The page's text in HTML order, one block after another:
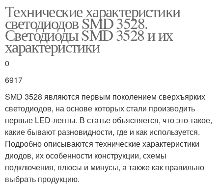
Технические характеристики
светодиодов SMD 3528.
Светодиоды SMD 3528 и их
характеристики
0
6917
SMD 3528 являются первым поколением сверхъярких
светодиодов, на основе которых стали производить
первые LED-ленты. В статье объясняется, что это такое,
какие бывают разновидности, где и как используется.
Подробно описываются технические характеристики
диодов, их особенности конструкции, схемы
подключения, плюсы и минусы, а также как правильно
выбрать продукцию.